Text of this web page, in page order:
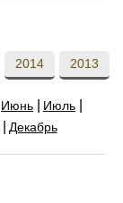
2014 2013
Июнь
Июль
Декабрь